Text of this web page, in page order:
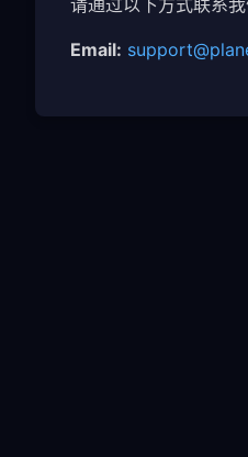
请通过以下方式联系我
Email: